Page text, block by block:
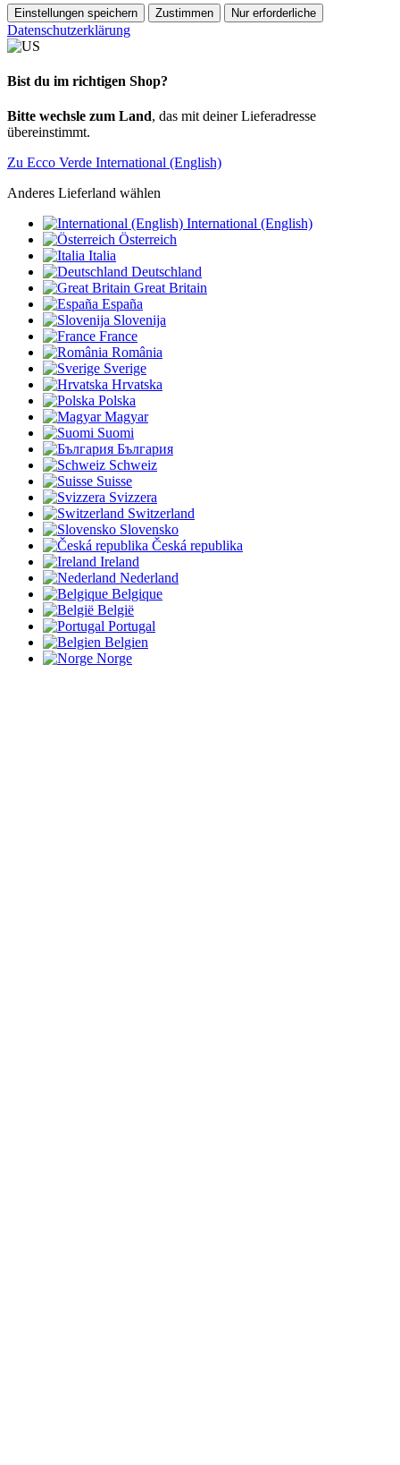
Einstellungen speichern Zustimmen Nur erforderliche
Datenschutzerklärung
Bist du im richtigen Shop?
Bitte wechsle zum Land, das mit deiner Lieferadresse
übereinstimmt.
Zu Ecco Verde International (English)
Anderes Lieferland wählen
International (English)
Österreich
Italia
Deutschland
Great Britain
España
Slovenija
France
România
Sverige
Hrvatska
Polska
Magyar
Suomi
България
Schweiz
Suisse
Svizzera
Switzerland
Slovensko
Česká republika
Ireland
Nederland
Belgique
België
Portugal
Belgien
Norge